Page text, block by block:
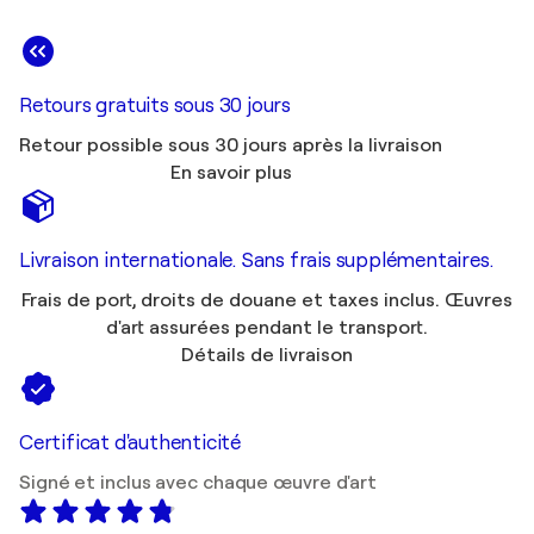
Retours gratuits sous 30 jours
Retour possible sous 30 jours après la livraison
En savoir plus
Livraison internationale. Sans frais supplémentaires.
Frais de port, droits de douane et taxes inclus. Œuvres
d'art assurées pendant le transport.
Détails de livraison
Certificat d'authenticité
Signé et inclus avec chaque œuvre d'art